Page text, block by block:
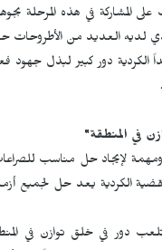
المشاركة في هذه المرحلة
لديه العديد من
الكردية دور كبير لبذل
في المنطقة"
لإيجاد حل مناسب
الكردية يعد حل لجميع
دور في خلق توازن في